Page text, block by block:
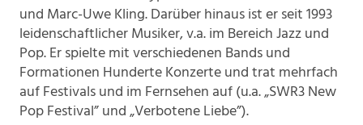
und Marc-Uwe Kling. Darüber hinaus ist er seit 1993
leidenschaftlicher Musiker, v.a. im Bereich Jazz und
Pop. Er spielte mit verschiedenen Bands und
Formationen Hunderte Konzerte und trat mehrfach
auf Festivals und im Fernsehen auf (u.a. „SWR3 New
Pop Festival” und „Verbotene Liebe”).